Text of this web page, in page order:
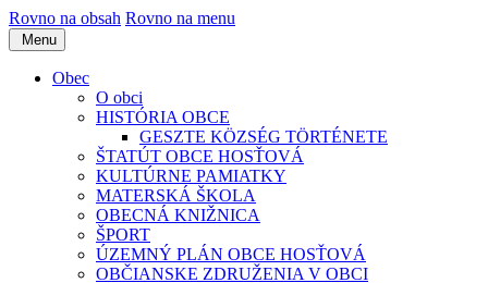
Rovno na obsah Rovno na menu
Menu
Obec
O obci
HISTÓRIA OBCE
GESZTE KÖZSÉG TÖRTÉNETE
ŠTATÚT OBCE HOSŤOVÁ
KULTÚRNE PAMIATKY
MATERSKÁ ŠKOLA
OBECNÁ KNIŽNICA
ŠPORT
ÚZEMNÝ PLÁN OBCE HOSŤOVÁ
OBČIANSKE ZDRUŽENIA V OBCI